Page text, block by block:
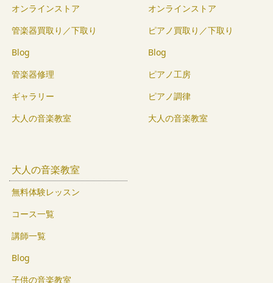
オンラインストア
管楽器買取り／下取り
Blog
管楽器修理
ギャラリー
大人の音楽教室
オンラインストア
ピアノ買取り／下取り
Blog
ピアノ工房
ピアノ調律
大人の音楽教室
大人の音楽教室
無料体験レッスン
コース一覧
講師一覧
Blog
子供の音楽教室